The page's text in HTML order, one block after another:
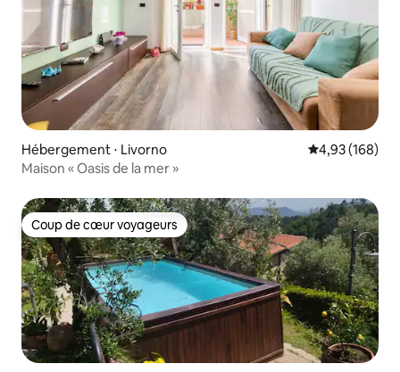
Hébergement ⋅ Livorno Évaluation
4,93 (168)
Maison « Oasis de la mer »
Coup de cœur voyageurs
Coup de cœur voyageurs